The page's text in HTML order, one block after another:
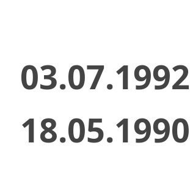
03.07.1992
18.05.1990